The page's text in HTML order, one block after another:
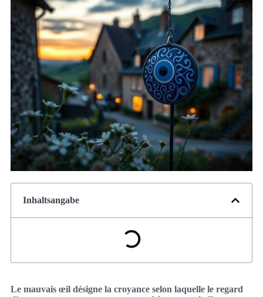
Inhaltsangabe
Le mauvais œil désigne la croyance selon laquelle le regard